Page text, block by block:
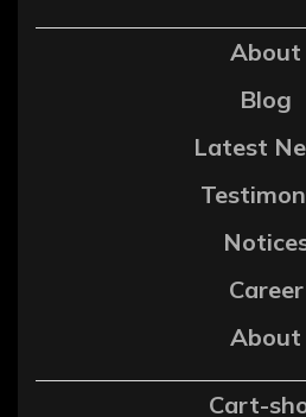
About
Blog
Latest
Career
About
Cart-